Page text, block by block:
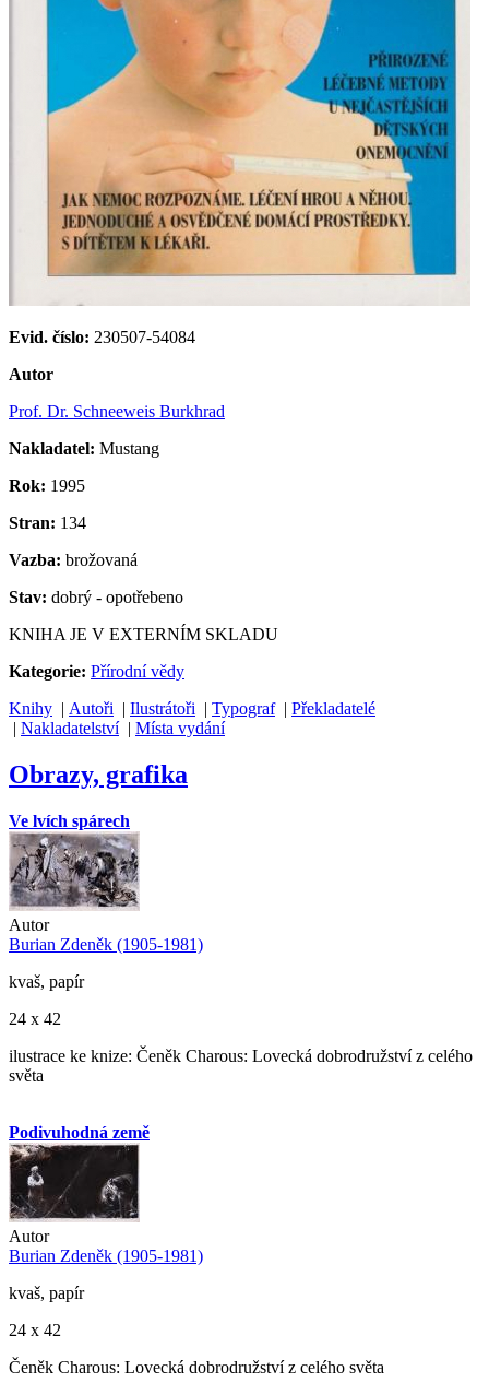
Evid. číslo: 230507-54084
Autor
Prof. Dr. Schneeweis Burkhrad
Nakladatel: Mustang
Rok: 1995
Stran: 134
Vazba: brožovaná
Stav: dobrý - opotřebeno
KNIHA JE V EXTERNÍM SKLADU
Kategorie: Přírodní vědy
Knihy | Autoři | Ilustrátoři | Typograf| Překladatelé
| Nakladatelství| Místa vydání
Obrazy, grafika
Ve lvích spárech
Autor
Burian Zdeněk (1905-1981)
kvaš, papír
24 x 42
ilustrace ke knize: Čeněk Charous: Lovecká dobrodružství z celého
světa
Podivuhodná země
Autor
Burian Zdeněk (1905-1981)
kvaš, papír
24 x 42
Čeněk Charous: Lovecká dobrodružství z celého světa